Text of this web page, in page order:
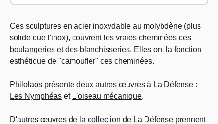
Ces sculptures en acier inoxydable au molybdène (plus
solide que l'inox), couvrent les vraies cheminées des
boulangeries et des blanchisseries. Elles ont la fonction
esthétique de "camoufler" ces cheminées.
Philolaos présente deux autres œuvres à La Défense :
Les Nymphéas et L'oiseau mécanique.
D'autres œuvres de la collection de La Défense prennent